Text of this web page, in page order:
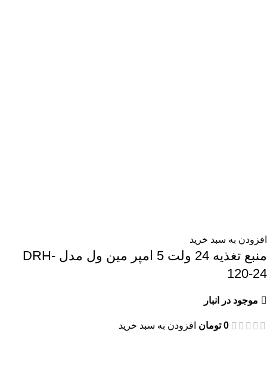
افزودن به سبد خرید
منبع تغذیه 24 ولت 5 امپر مین ول مدل DRH-
120-24
موجود در انبار
0 تومان افزودن به سبد خرید